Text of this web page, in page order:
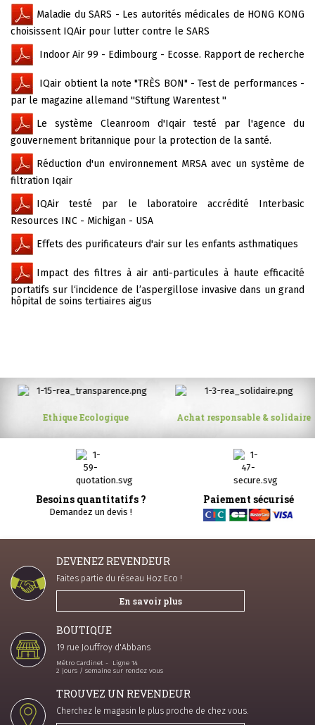
Maladie du SARS - Les autorités médicales de HONG KONG
choisissent IQAir pour lutter contre le SARS
Indoor Air 99 - Edimbourg - Ecosse. Rapport de recherche
IQair obtient la note "TRÈS BON" - Test de performances -
par le magazine allemand ''Stiftung Warentest ''
Le système Cleanroom d'Iqair testé par l'agence du
gouvernement britannique pour la protection de la santé.
Réduction d'un environnement MRSA avec un système de
filtration Iqair
IQAir testé par le laboratoire accrédité Interbasic
Resources INC - Michigan - USA
Effets des purificateurs d'air sur les enfants asthmatiques
Impact des filtres à air anti-particules à haute efficacité
portatifs sur l‘incidence de l’aspergillose invasive dans un grand
hôpital de soins tertiaires aigus
Ethique Ecologique Achat responsable & solidaire
Besoins quantitatifs ?
Demandez un devis !
Paiement sécurisé
DEVENEZ REVENDEUR
Faites partie du réseau Hoz Eco !
En savoir plus
BOUTIQUE
19 rue Jouffroy d'Abbans
Métro Cardinet - Ligne 14
2 jours / semaine sur rendez vous
TROUVEZ UN REVENDEUR
Cherchez le magasin le plus proche de chez vous.